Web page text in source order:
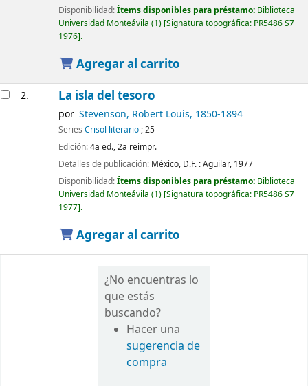
Disponibilidad:Ítems disponibles para préstamo: Biblioteca
Universidad Monteávila (1) Signatura topográfica: PR5486 S7
1976 .
Agregar al carrito
2. La isla del tesoro
por Stevenson, Robert Louis, 1850-1894
Series Crisol literario; 25
Edición:4a ed., 2a reimpr.
Detalles de publicación: México, D.F. :Aguilar, 1977
Disponibilidad:Ítems disponibles para préstamo: Biblioteca
Universidad Monteávila (1) Signatura topográfica: PR5486 S7
1977 .
Agregar al carrito
¿No encuentras lo
que estás
buscando?
Hacer una
sugerencia de
compra